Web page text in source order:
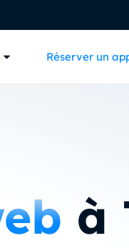
Réserver un
à